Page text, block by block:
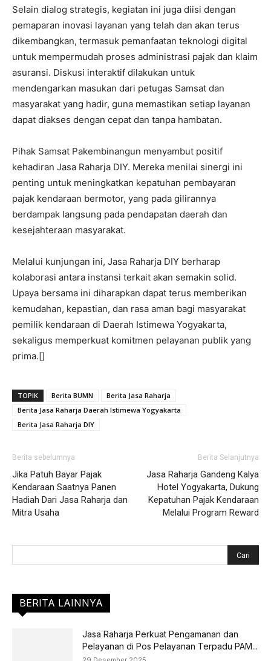
Selain dialog strategis, kegiatan ini juga diisi dengan
pemaparan inovasi layanan yang telah dan akan terus
dikembangkan, termasuk pemanfaatan teknologi digital
untuk mempermudah proses administrasi pajak dan klaim
asuransi. Diskusi interaktif dilakukan untuk
mendengarkan masukan dari petugas Samsat dan
masyarakat yang hadir, guna memastikan setiap layanan
dapat diakses dengan cepat dan tanpa hambatan.
Pihak Samsat Pakembinangun menyambut positif
kehadiran Jasa Raharja DIY. Mereka menilai sinergi ini
penting untuk meningkatkan kepatuhan pembayaran
pajak kendaraan bermotor, yang pada gilirannya
berdampak langsung pada pendapatan daerah dan
kesejahteraan masyarakat.
Melalui kunjungan ini, Jasa Raharja DIY berharap
kolaborasi antara instansi terkait akan semakin solid.
Upaya bersama ini diharapkan dapat terus memberikan
kemudahan, kepastian, dan rasa aman bagi masyarakat
pemilik kendaraan di Daerah Istimewa Yogyakarta,
sekaligus memperkuat komitmen pelayanan publik yang
prima.[]
TOPIK Berita BUMN
Berita Jasa Raharja
Berita Jasa Raharja Daerah Istimewa Yogyakarta
Berita Jasa Raharja DIY
Berita sebelumnya
Jika Patuh Bayar Pajak
Kendaraan Saatnya Panen
Hadiah Dari Jasa Raharja dan
Mitra Usaha
Berita Selanjutnya
Jasa Raharja Gandeng Kalya
Hotel Yogyakarta, Dukung
Kepatuhan Pajak Kendaraan
Melalui Program Reward
BERITA LAINNYA
Jasa Raharja Perkuat Pengamanan dan
Pelayanan di Pos Pelayanan Terpadu PAM...